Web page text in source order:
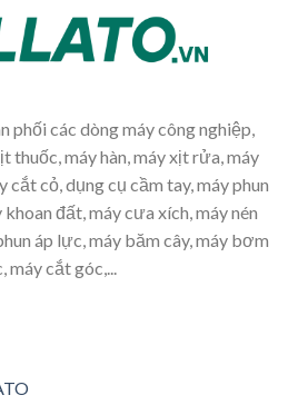
phối các dòng máy công nghiệp,
thuốc, máy hàn, máy xịt rửa, máy
cắt cỏ, dụng cụ cầm tay, máy phun
đất, máy cưa xích, máy nén
áp lực, máy băm cây, máy bơm
cắt góc,...